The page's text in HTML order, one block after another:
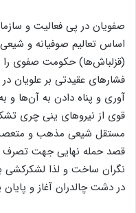
صفویان در پی فعالیت و
اساس تعالیم صوفیانه و
(قزلباش‌ها) حکومت صفوی را
فشارهای عقیدتی بر علویان
آوری و پناه دادن به آن‌ها و
قوی از نیروهای ینی چری
مستقل شیعی مذهب و متعصب
قصد حمله نهایی جهت تصرف
نگران ساخت و لذا
در دشت چالدران آغاز و